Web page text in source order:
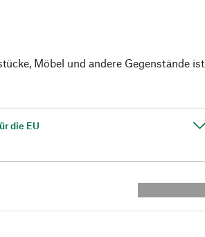
Möbel und andere Gegenstände ist
die EU